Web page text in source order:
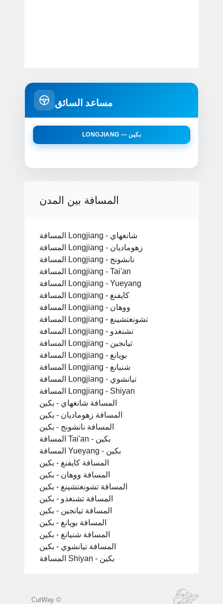
مساعد السائق
LONGJIANG — بكين
المسافة بين المدن
المسافة Longjiang - شانغهاي
المسافة Longjiang - زهوماديان
المسافة Longjiang - نانشونج
المسافة Longjiang - Tai'an
المسافة Longjiang - Yueyang
المسافة Longjiang - كايفنغ
المسافة Longjiang - ووهان
المسافة Longjiang - تشونغتشينغ
المسافة Longjiang - تشنغدو
المسافة Longjiang - تيانجين
المسافة Longjiang - بويانغ
المسافة Longjiang - شنيانغ
المسافة Longjiang - تيانشوي
المسافة Longjiang - Shiyan
المسافة شانغهاي - بكين
المسافة زهوماديان - بكين
المسافة نانشونج - بكين
المسافة Tai'an - بكين
المسافة Yueyang - بكين
المسافة كايفنغ - بكين
المسافة ووهان - بكين
المسافة تشونغتشينغ - بكين
المسافة تشنغدو - بكين
المسافة تيانجين - بكين
المسافة بويانغ - بكين
المسافة شنيانغ - بكين
المسافة تيانشوي - بكين
المسافة Shiyan - بكين
CutWay ©